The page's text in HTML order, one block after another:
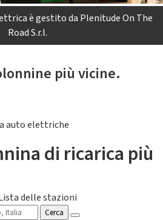
è gestito da Plenitude On The
Road S.r.l.
più vicine.
auto elettriche
di ricarica più
delle stazioni
Cerca